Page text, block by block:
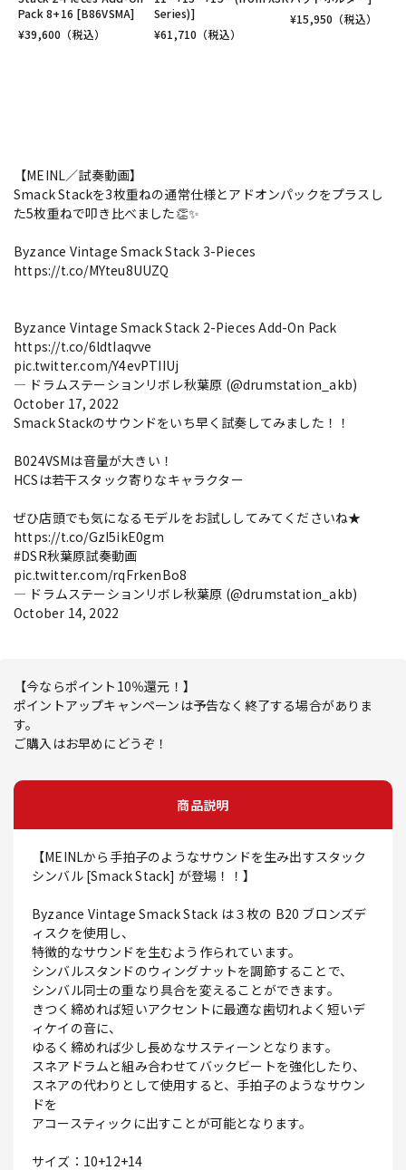
Pack 8+16 [B86VSMA]
¥39,600 （税込）
Series)]
¥61,710 （税込）
¥15,950 （税込）
【MEINL／試奏動画】
Smack Stackを3枚重ねの通常仕様とアドオンパックをプラスし
た5枚重ねで叩き比べました👏✨
Byzance Vintage Smack Stack 3-Pieces
https://t.co/MYteu8UUZQ
Byzance Vintage Smack Stack 2-Pieces Add-On Pack
https://t.co/6ldtIaqvve
pic.twitter.com/Y4evPTIIUj
— ドラムステーションリボレ秋葉原 (@drumstation_akb)
October 17, 2022
Smack Stackのサウンドをいち早く試奏してみました！！
B024VSMは音量が大きい！
HCSは若干スタック寄りなキャラクター
ぜひ店頭でも気になるモデルをお試ししてみてくださいね★
https://t.co/GzI5ikE0gm
#DSR秋葉原試奏動画
pic.twitter.com/rqFrkenBo8
— ドラムステーションリボレ秋葉原 (@drumstation_akb)
October 14, 2022
【今ならポイント10％還元！】
ポイントアップキャンペーンは予告なく終了する場合がありま
す。
ご購入はお早めにどうぞ！
商品説明
【MEINLから手拍子のようなサウンドを生み出すスタック
シンバル [Smack Stack] が登場！！】
Byzance Vintage Smack Stack は３枚の B20 ブロンズデ
ィスクを使用し、
特徴的なサウンドを生むよう作られています。
シンバルスタンドのウィングナットを調節することで、
シンバル同士の重なり具合を変えることができます。
きつく締めれば短いアクセントに最適な歯切れよく短いデ
ィケイの音に、
ゆるく締めれば少し長めなサスティーンとなります。
スネアドラムと組み合わせてバックビートを強化したり、
スネアの代わりとして使用すると、手拍子のようなサウン
ドを
アコースティックに出すことが可能となります。
サイズ：10+12+14